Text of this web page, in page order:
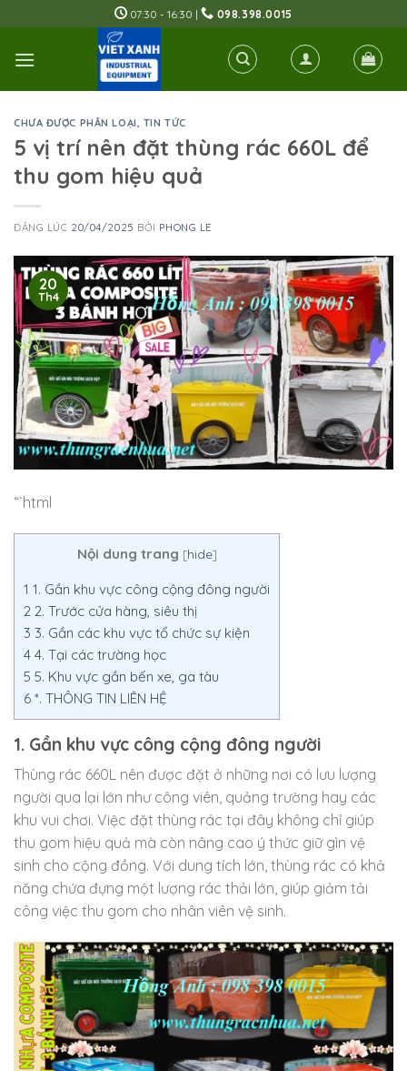
to
content
07:30 - 16:30 | 098.398.0015
CHƯA ĐƯỢC PHÂN LOẠI, TIN TỨC
5 vị trí nên đặt thùng rác 660L để
thu gom hiệu quả
ĐĂNG LÚC 20/04/2025 BỞI PHONG LE
20
Th4
“`html
Nội dung trang [hide]
1 1. Gần khu vực công cộng đông người
2 2. Trước cửa hàng, siêu thị
3 3. Gần các khu vực tổ chức sự kiện
4 4. Tại các trường học
5 5. Khu vực gần bến xe, ga tàu
6 *. THÔNG TIN LIÊN HỆ
1. Gần khu vực công cộng đông người
Thùng rác 660L nên được đặt ở những nơi có lưu lượng
người qua lại lớn như công viên, quảng trường hay các
khu vui chơi. Việc đặt thùng rác tại đây không chỉ giúp
thu gom hiệu quả mà còn nâng cao ý thức giữ gìn vệ
sinh cho cộng đồng. Với dung tích lớn, thùng rác có khả
năng chứa đựng một lượng rác thải lớn, giúp giảm tải
công việc thu gom cho nhân viên vệ sinh.